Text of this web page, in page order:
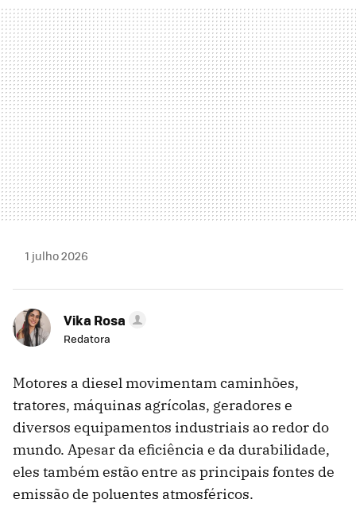
MAIL
1 julho 2026
Vika Rosa
Redatora
Motores a diesel movimentam caminhões,
tratores, máquinas agrícolas, geradores e
diversos equipamentos industriais ao redor do
mundo. Apesar da eficiência e da durabilidade,
eles também estão entre as principais fontes de
emissão de poluentes atmosféricos.